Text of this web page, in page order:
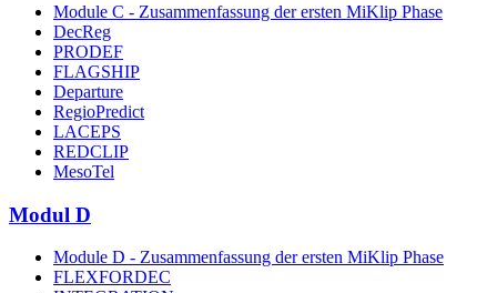
Module C - Zusammenfassung der ersten MiKlip Phase
DecReg
PRODEF
FLAGSHIP
Departure
RegioPredict
LACEPS
REDCLIP
MesoTel
Modul D
Module D - Zusammenfassung der ersten MiKlip Phase
FLEXFORDEC